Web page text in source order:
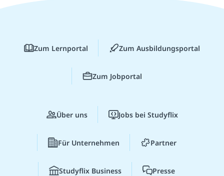
Zum Lernportal Zum Ausbildungsportal
Zum Jobportal
Über uns Jobs bei Studyflix
Für Unternehmen Partner
Studyflix Business Presse